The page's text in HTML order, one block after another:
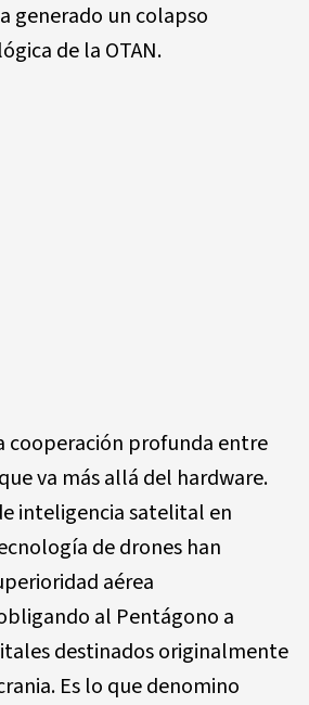
generado un colapso
de la OTAN.
cooperación profunda entre
va más allá del hardware.
inteligencia satelital en
de drones han
aérea
al Pentágono a
destinados originalmente
Es lo que denomino